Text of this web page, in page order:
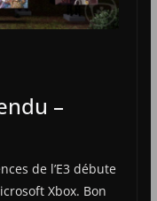
–
de l’E3 débute
Xbox. Bon